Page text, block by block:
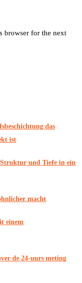
browser for the next
das
ist
und Tiefe in ein
macht
einem
de 24-uurs meting